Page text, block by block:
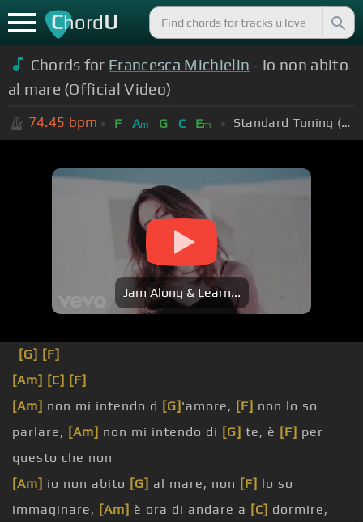
ChordU
Chords for Francesca Michielin - Io non abito
al mare (Official Video)
74.45 bpm F Am G C Em Standard Tuning (EADGBE)
Jam Along & Learn...
[G] [F]
[Am] [C] [F]
[Am] non mi intendo d [G] 'amore, [F] non lo so
parlare, [Am] non mi intendo di [G] te, è [F] per
questo che non
[Am] io non abito [G] al mare, non [F] lo so
immaginare, [Am] è ora di andare a [C] dormire,